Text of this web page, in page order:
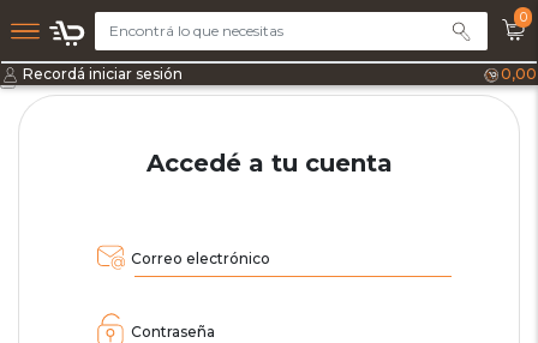
0
Recordá iniciar sesión 0,00
Accedé a tu cuenta
Correo electrónico
Contraseña